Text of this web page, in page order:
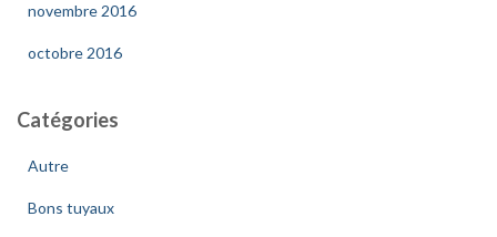
novembre 2016
octobre 2016
Catégories
Autre
Bons tuyaux